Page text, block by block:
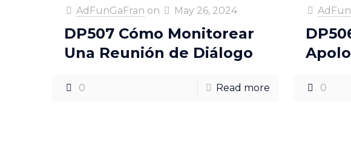
AdFunGaFran on May 26, 2024
DP507 Cómo Monitorear
Una Reunión de Diálogo
0 Read more 0